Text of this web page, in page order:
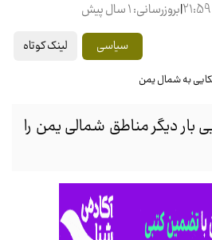
|بروزرسانی: 1 سال پیش
سیاسی لینک کوتاه
بار دیگر مناطق شمالی یمن را